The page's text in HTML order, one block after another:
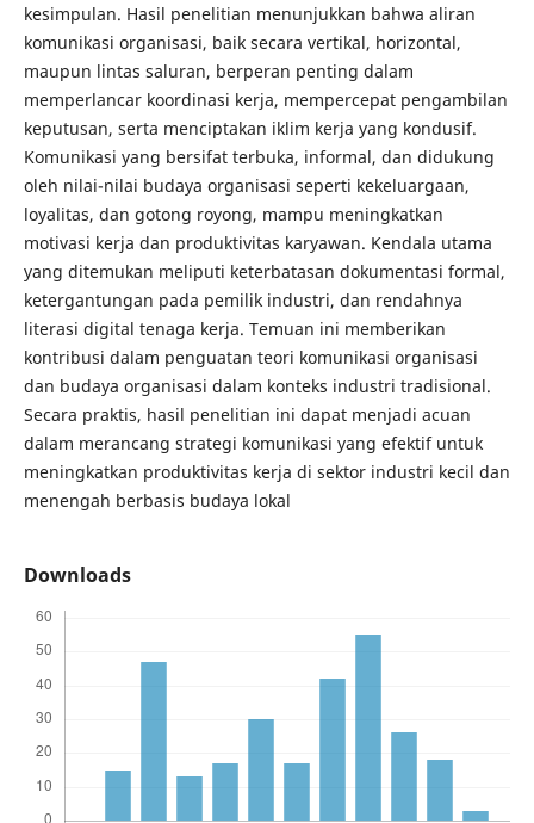
kesimpulan. Hasil penelitian menunjukkan bahwa aliran
komunikasi organisasi, baik secara vertikal, horizontal,
maupun lintas saluran, berperan penting dalam
memperlancar koordinasi kerja, mempercepat pengambilan
keputusan, serta menciptakan iklim kerja yang kondusif.
Komunikasi yang bersifat terbuka, informal, dan didukung
oleh nilai-nilai budaya organisasi seperti kekeluargaan,
loyalitas, dan gotong royong, mampu meningkatkan
motivasi kerja dan produktivitas karyawan. Kendala utama
yang ditemukan meliputi keterbatasan dokumentasi formal,
ketergantungan pada pemilik industri, dan rendahnya
literasi digital tenaga kerja. Temuan ini memberikan
kontribusi dalam penguatan teori komunikasi organisasi
dan budaya organisasi dalam konteks industri tradisional.
Secara praktis, hasil penelitian ini dapat menjadi acuan
dalam merancang strategi komunikasi yang efektif untuk
meningkatkan produktivitas kerja di sektor industri kecil dan
menengah berbasis budaya lokal
Downloads